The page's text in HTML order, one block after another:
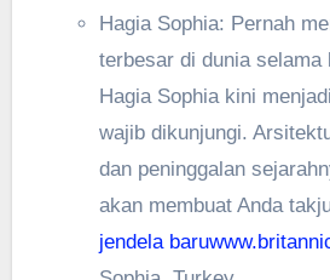
Hagia Sophia: Pernah
terbesar di dunia selama
Hagia Sophia kini
wajib dikunjungi.
dan peninggalan
akan membuat Anda
jendela baru